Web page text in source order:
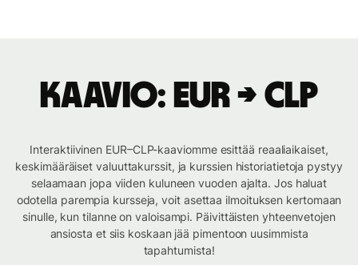
Kaavio: EUR → CLP
Interaktiivinen EUR–CLP-kaaviomme esittää reaaliaikaiset,
keskimääräiset valuuttakurssit, ja kurssien historiatietoja pystyy
selaamaan jopa viiden kuluneen vuoden ajalta. Jos haluat
odotella parempia kursseja, voit asettaa ilmoituksen kertomaan
sinulle, kun tilanne on valoisampi. Päivittäisten yhteenvetojen
ansiosta et siis koskaan jää pimentoon uusimmista
tapahtumista!